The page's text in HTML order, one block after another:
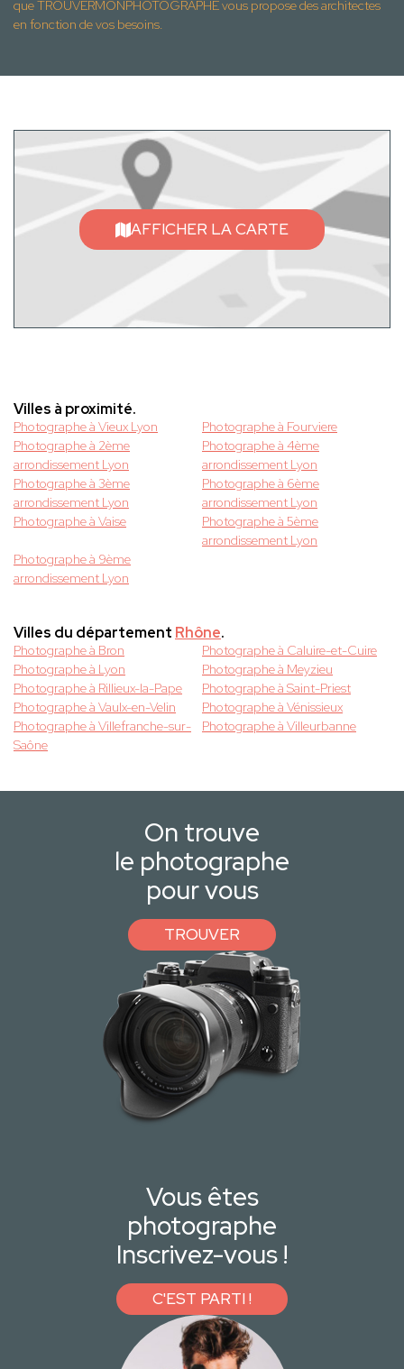
que TROUVERMONPHOTOGRAPHE vous propose des architectes
en fonction de vos besoins.
AFFICHER LA CARTE
Villes à proximité.
Photographe à Vieux Lyon
Photographe à Fourviere
Photographe à 2ème
arrondissement Lyon
Photographe à 4ème
arrondissement Lyon
Photographe à 3ème
arrondissement Lyon
Photographe à 6ème
arrondissement Lyon
Photographe à Vaise
Photographe à 5ème
arrondissement Lyon
Photographe à 9ème
arrondissement Lyon
Villes du département Rhône.
Photographe à Bron
Photographe à Caluire-et-Cuire
Photographe à Lyon
Photographe à Meyzieu
Photographe à Rillieux-la-Pape
Photographe à Saint-Priest
Photographe à Vaulx-en-Velin
Photographe à Vénissieux
Photographe à Villefranche-sur-
Saône
Photographe à Villeurbanne
On trouve
le photographe
pour vous
TROUVER
Vous êtes
photographe
Inscrivez-vous !
C'EST PARTI !